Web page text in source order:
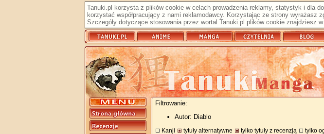
Tanuki.pl korzysta z plików cookie w celach prowadzenia reklamy, statystyk i dla
korzystać współpracujący z nami reklamodawcy. Korzystając ze strony wyrażasz
Szczegóły dotyczące stosowania przez wortal Tanuki.pl plików cookie znajdziesz w
Filtrowanie:
Autor: Diablo
Kanji tytuły alternatywne tylko tytuły z recenzją tylko